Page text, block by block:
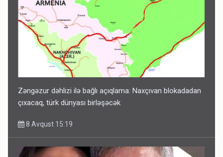
Zəngəzur dəhlizi ilə bağlı açıqlama: Naxçıvan blokadadan
çıxacaq, türk dünyası birləşəcək
8 Avqust 15:19